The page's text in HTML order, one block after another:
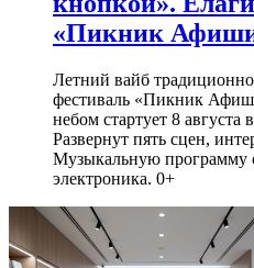
«Пикник
Летний вайб
фестиваль «Пикник
небом стартует 8 августа
Развернут пять сцен,
Музыкальную программу
электроника. 0+